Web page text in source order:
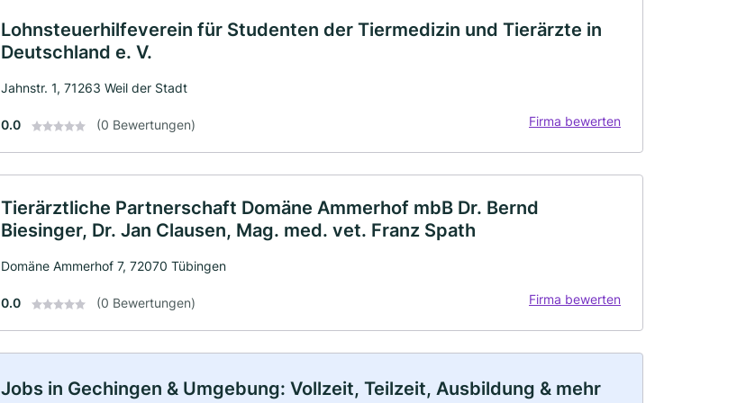
Lohnsteuerhilfeverein für Studenten der Tiermedizin und Tierärzte in
Deutschland e. V.
Jahnstr. 1, 71263 Weil der Stadt
0.0 (0 Bewertungen) Firma bewerten
Tierärztliche Partnerschaft Domäne Ammerhof mbB Dr. Bernd
Biesinger, Dr. Jan Clausen, Mag. med. vet. Franz Spath
Domäne Ammerhof 7, 72070 Tübingen
0.0 (0 Bewertungen) Firma bewerten
Jobs in Gechingen & Umgebung: Vollzeit, Teilzeit, Ausbildung & mehr